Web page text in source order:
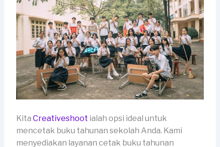
Kita Creativeshoot ialah opsi ideal untuk
mencetak buku tahunan sekolah Anda. Kami
menyediakan layanan cetak buku tahunan